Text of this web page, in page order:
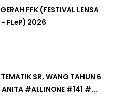
FFK (FESTIVAL LENSA
- FLeP) 2026
SR, WANG TAHUN 6
ANITA #ALLINONE #141 #...